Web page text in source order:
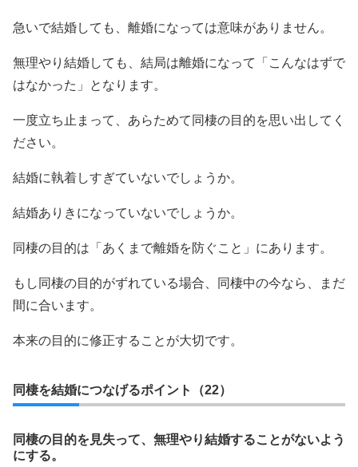
急いで結婚しても、離婚になっては意味がありません。
無理やり結婚しても、結局は離婚になって「こんなはずで
はなかった」となります。
一度立ち止まって、あらためて同棲の目的を思い出してく
ださい。
結婚に執着しすぎていないでしょうか。
結婚ありきになっていないでしょうか。
同棲の目的は「あくまで離婚を防ぐこと」にあります。
もし同棲の目的がずれている場合、同棲中の今なら、まだ
間に合います。
本来の目的に修正することが大切です。
同棲を結婚につなげるポイント（22）
同棲の目的を見失って、無理やり結婚することがないよう
にする。